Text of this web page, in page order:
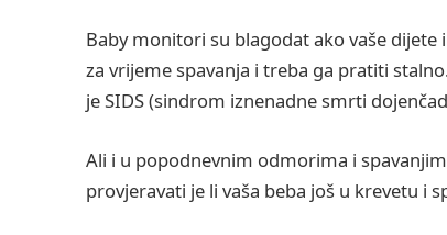
Baby monitori su blagodat ako vaše
za vrijeme spavanja i treba ga pratiti
je SIDS (sindrom iznenadne smrti
Ali i u popodnevnim odmorima i
provjeravati je li vaša beba još u krevetu i